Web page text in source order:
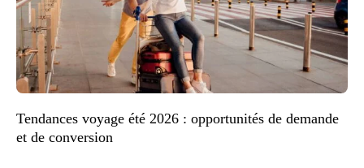
Tendances voyage été 2026 : opportunités de demande
et de conversion